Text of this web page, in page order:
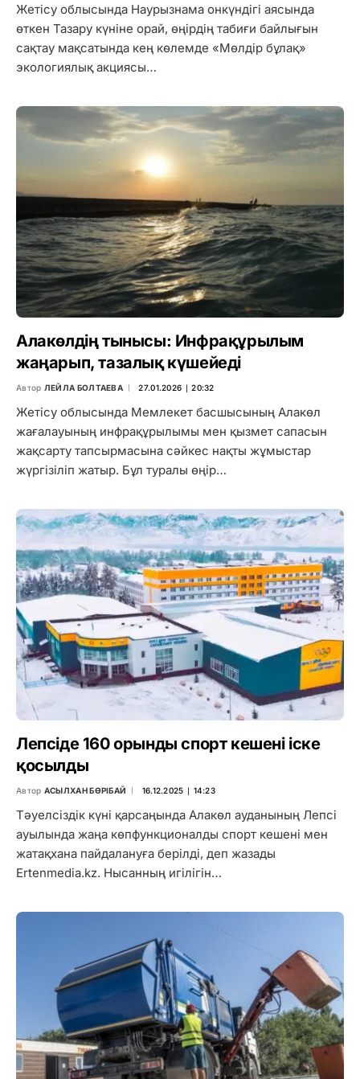
Жетісу облысында Наурызнама онкүндігі аясында
өткен Тазару күніне орай, өңірдің табиғи байлығын
сақтау мақсатында кең көлемде «Мөлдір бұлақ»
экологиялық акциясы…
Алакөлдің тынысы: Инфрақұрылым
жаңарып, тазалық күшейеді
Автор ЛЕЙЛА БОЛТАЕВА 27.01.2026 ∣ 20:32
Жетісу облысында Мемлекет басшысының Алакөл
жағалауының инфрақұрылымы мен қызмет сапасын
жақсарту тапсырмасына сәйкес нақты жұмыстар
жүргізіліп жатыр. Бұл туралы өңір…
Лепсіде 160 орынды спорт кешені іске
қосылды
Автор АСЫЛХАН БӨРІБАЙ 16.12.2025 ∣ 14:23
Тәуелсіздік күні қарсаңында Алакөл ауданының Лепсі
ауылында жаңа көпфункционалды спорт кешені мен
жатақхана пайдалануға берілді, деп жазады
Ertenmedia.kz. Нысанның игілігін…